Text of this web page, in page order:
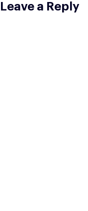
Leave a Reply